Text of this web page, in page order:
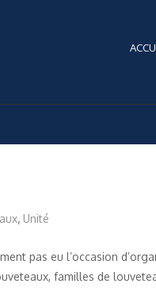
, Unité
pas eu l’occasion
familles de